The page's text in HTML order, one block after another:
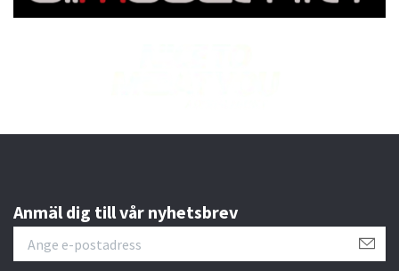
Anmäl dig till vår nyhetsbrev